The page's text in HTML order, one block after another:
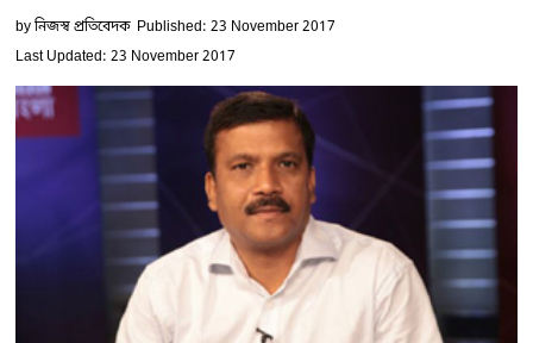
byনিজস্ব প্রতিবেদক Published: 23 November 2017
Last Updated: 23 November 2017